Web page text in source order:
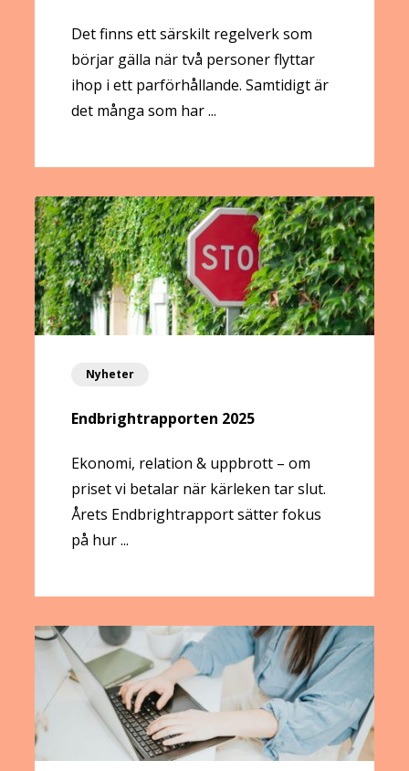
Det finns ett särskilt regelverk som
börjar gälla när två personer flyttar
ihop i ett parförhållande. Samtidigt är
det många som har ...
Nyheter
Endbrightrapporten 2025
Ekonomi, relation & uppbrott – om
priset vi betalar när kärleken tar slut.
Årets Endbrightrapport sätter fokus
på hur ...